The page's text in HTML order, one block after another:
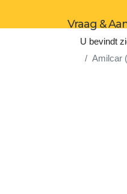
Vraag &
U bevindt
Amilcar